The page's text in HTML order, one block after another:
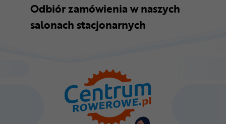
Odbiór zamówienia w naszych
salonach stacjonarnych